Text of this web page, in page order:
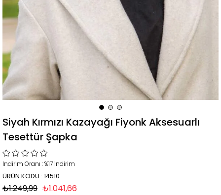
Siyah Kırmızı Kazayağı Fiyonk Aksesuarlı
Tesettür Şapka
İndirim Oranı :%17 İndirim
ÜRÜN KODU : 14510
₺1.249,99 ₺1.041,66